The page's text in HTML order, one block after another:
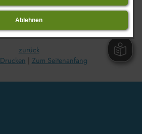
Ablehnen
zurück
Drucken Zum Seitenanfang